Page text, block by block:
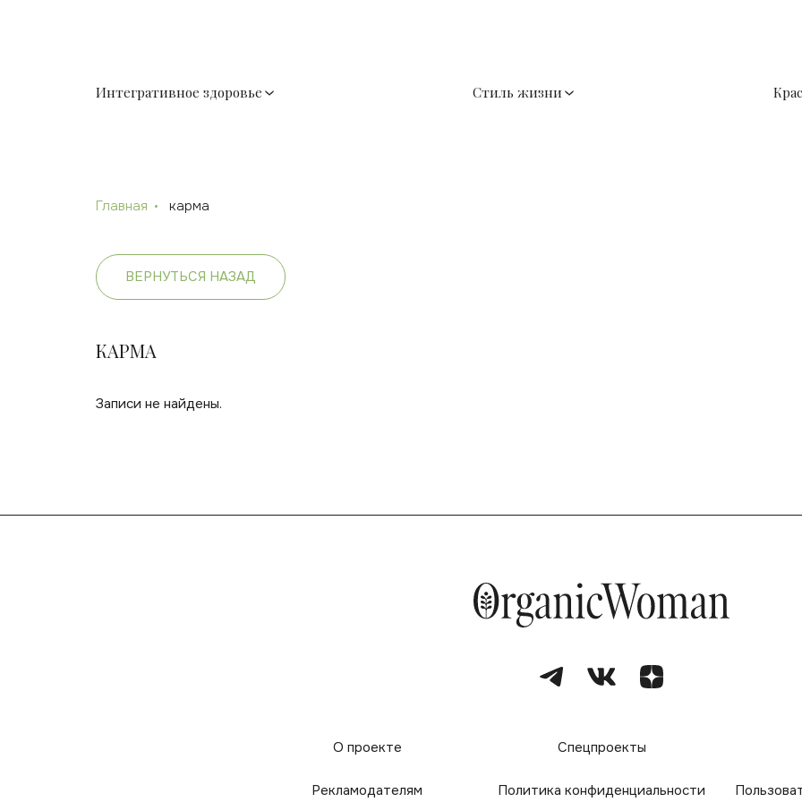
Интегративное здоровье Стиль жизни
Главная карма
ВЕРНУТЬСЯ НАЗАД
КАРМА
Записи не найдены.
О проекте Спецпроекты
Рекламодателям Политика конфиденциальности